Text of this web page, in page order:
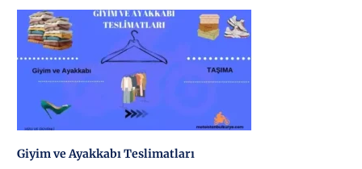
Giyim ve Ayakkabı Teslimatları